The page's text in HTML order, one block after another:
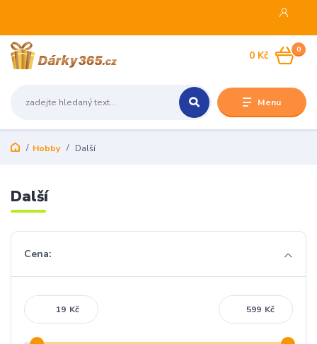
Menu
0
0 Kč
Hobby Další
Další
Cena:
Kč Kč